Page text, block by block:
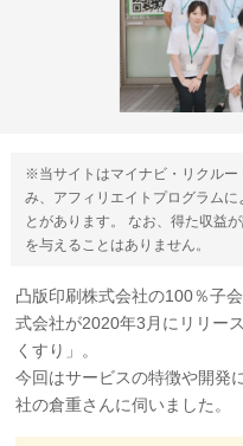
※当サイトはマイナビ・リクルー
み、アフィリエイトプログラム
とがあります。 なお、得た収益
を与えることはありません。
凸版印刷株式会社の100％子
式会社が2020年3月にリリー
くすり」。
今回はサービスの特徴や開発
社の倉重さんに伺いました。